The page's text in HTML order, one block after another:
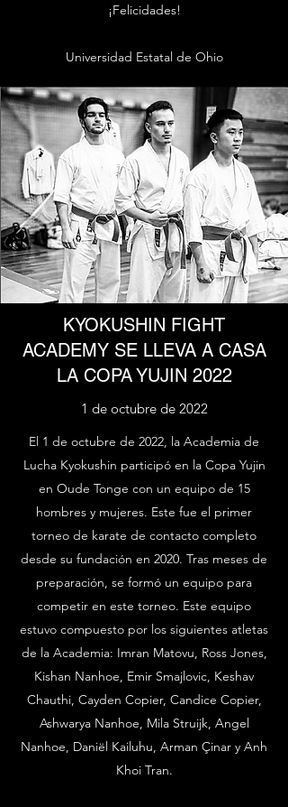
¡Felicidades!
Universidad Estatal de Ohio
KYOKUSHIN FIGHT
ACADEMY SE LLEVA A CASA
LA COPA YUJIN 2022
1 de octubre de 2022
El 1 de octubre de 2022, la Academia de
Lucha Kyokushin participó en la Copa Yujin
en Oude Tonge con un equipo de 15
hombres y mujeres. Este fue el primer
torneo de karate de contacto completo
desde su fundación en 2020. Tras meses de
preparación, se formó un equipo para
competir en este torneo. Este equipo
estuvo compuesto por los siguientes atletas
de la Academia: Imran Matovu, Ross Jones,
Kishan Nanhoe, Emir Smajlovic, Keshav
Chauthi, Cayden Copier, Candice Copier,
Ashwarya Nanhoe, Mila Struijk, Angel
Nanhoe, Daniël Kailuhu, Arman Çinar y Anh
Khoi Tran.